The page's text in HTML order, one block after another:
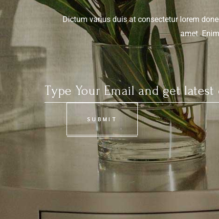
Dictum varius duis at consectetur lorem
amet.
SUBMIT